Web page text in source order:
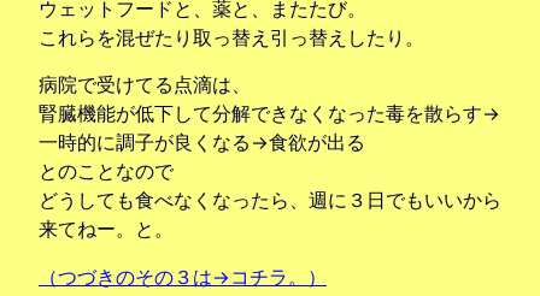
ウェットフードと、薬と、またたび。
これらを混ぜたり取っ替え引っ替えしたり。
病院で受けてる点滴は、
腎臓機能が低下して分解できなくなった毒を散らす→
一時的に調子が良くなる→食欲が出る
とのことなので
どうしても食べなくなったら、週に３日でもいいから
来てねー。と。
（つづきのその３は→コチラ。）